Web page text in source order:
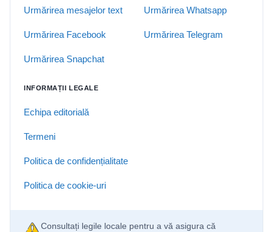
Urmărirea mesajelor text Urmărirea Whatsapp
Urmărirea Facebook Urmărirea Telegram
Urmărirea Snapchat
INFORMAȚII LEGALE
Echipa editorială
Termeni
Politica de confidențialitate
Politica de cookie-uri
Consultați legile locale pentru a vă asigura că